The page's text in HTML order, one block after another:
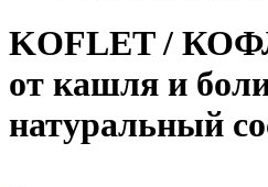
KOFLET /
от кашля и
натуральный